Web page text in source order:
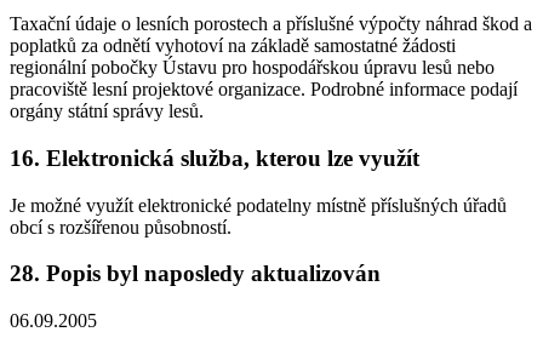
Taxační údaje o lesních porostech a příslušné výpočty náhrad škod a
poplatků za odnětí vyhotoví na základě samostatné žádosti
regionální pobočky Ústavu pro hospodářskou úpravu lesů nebo
pracoviště lesní projektové organizace. Podrobné informace podají
orgány státní správy lesů.
16. Elektronická služba, kterou lze využít
Je možné využít elektronické podatelny místně příslušných úřadů
obcí s rozšířenou působností.
28. Popis byl naposledy aktualizován
06.09.2005